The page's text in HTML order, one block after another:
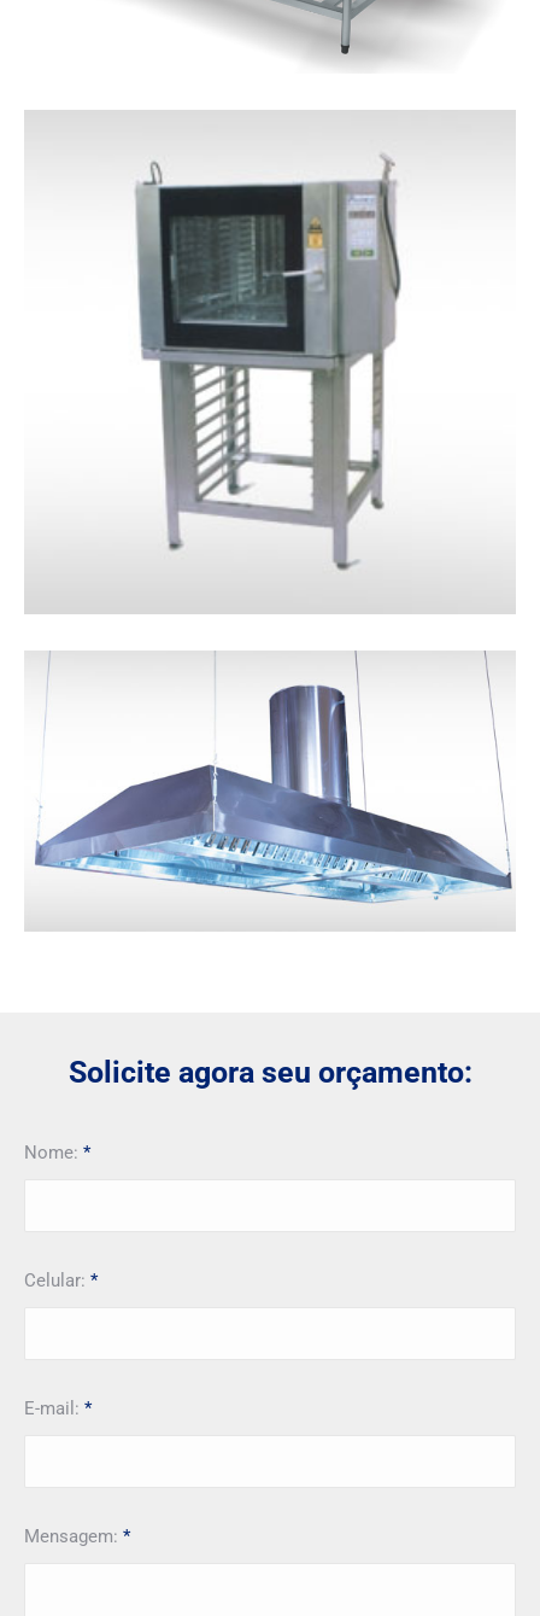
Solicite agora seu orçamento:
Nome: *
Celular: *
E-mail: *
Mensagem: *